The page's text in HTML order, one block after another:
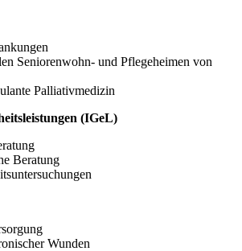
Seniorenwohn- und Pflegeheimen von
Palliativmedizin
(IGeL)
Beratung
Wunden